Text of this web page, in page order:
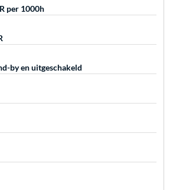
per 1000h
by en uitgeschakeld